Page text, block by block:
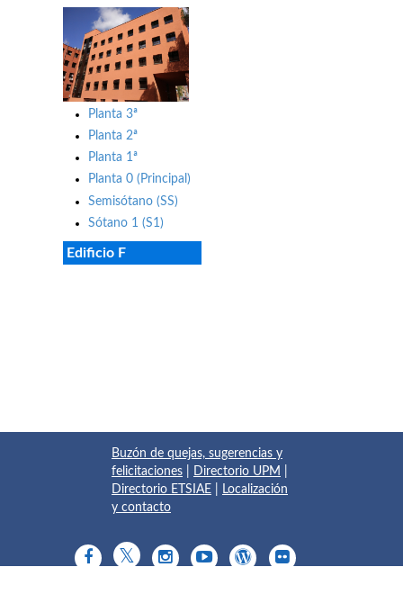
Planta 3ª
Planta 2ª
Planta 1ª
Planta 0 (Principal)
Semisótano (SS)
Sótano 1 (S1)
Edificio F
Buzón de quejas, sugerencias y
felicitaciones
Directorio UPM
Directorio ETSIAE
Localización
y contacto